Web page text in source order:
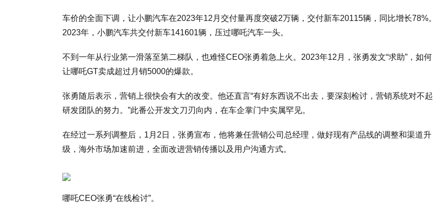
车价的全面下调，让小鹏汽车在2023年12月交付量再度突破2万辆，交付新车20115辆，同比增长78%。
2023年，小鹏汽车共交付新车141601辆，压过哪吒汽车一头。
不到一年从行业第一滑落至第二梯队，也难怪CEO张勇着急上火。2023年12月，张勇发文“求助”，如何
让哪吒GT卖成超过月销5000的爆款。
张勇随后表示，营销上很快会有大的改变。他还直言“有好东西说不出去，要深刻检讨，营销系统对不起
研发团队的努力。”此番公开发文刀刃向内，在车企掌门中实属罕见。
在经过一系列调整后，1月2日，张勇宣布，他将兼任营销公司总经理，做好现有产品线的调整和渠道升
级，海外市场加速前进，全面改进营销传播以及用户沟通方式。
哪吒CEO张勇“在线检讨”。